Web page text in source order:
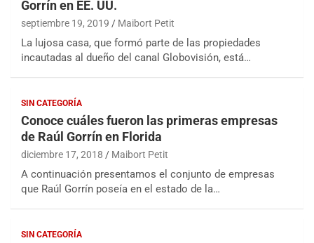
Gorrín en EE. UU.
septiembre 19, 2019 Maibort Petit
La lujosa casa, que formó parte de las propiedades
incautadas al dueño del canal Globovisión, está…
SIN CATEGORÍA
Conoce cuáles fueron las primeras empresas
de Raúl Gorrín en Florida
diciembre 17, 2018 Maibort Petit
A continuación presentamos el conjunto de empresas
que Raúl Gorrín poseía en el estado de la…
SIN CATEGORÍA